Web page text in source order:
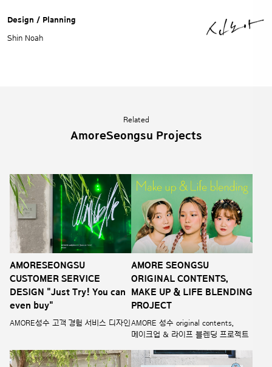
Design / Planning
Shin Noah
Related
AmoreSeongsu Projects
AMORESEONGSU
CUSTOMER SERVICE
DESIGN "Just Try! You can
even buy"
AMORE성수 고객 경험 서비스 디자인
AMORE SEONGSU
ORIGINAL CONTENTS,
MAKE UP & LIFE BLENDING
PROJECT
AMORE 성수 original contents,
메이크업 & 라이프 블렌딩 프로젝트